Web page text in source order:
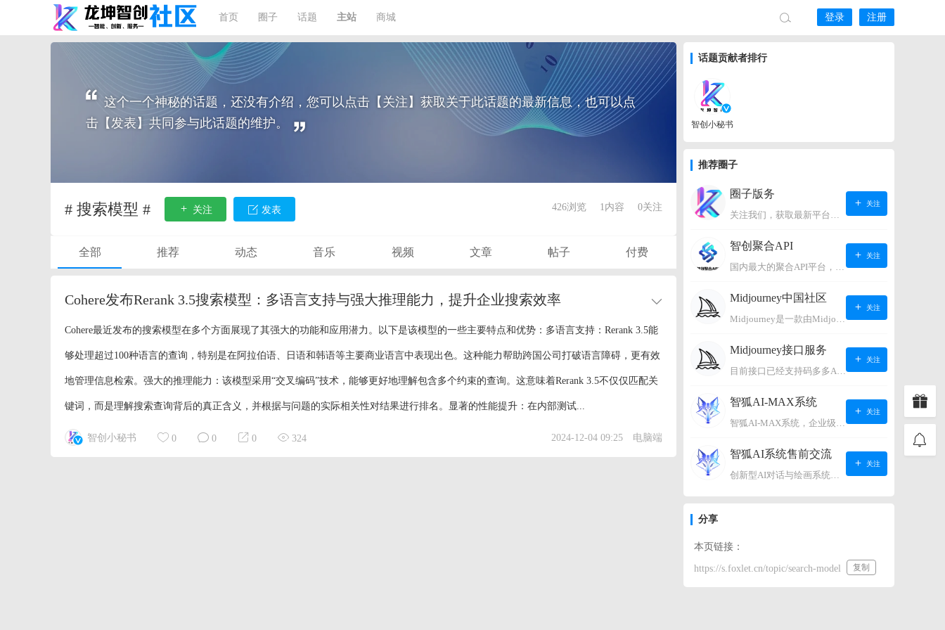
首页 圈子 话题 主站 商城 登录 注册
话题贡献者排行
智创小秘书
推荐圈子
圈子版务
关注我们，获取最新平台动态。
关注
智创聚合API
国内最大的聚合API平台，支持OpenAI、阿里、智谱、360、讯飞、百度等国内外大语言模型。https://s.lconai.com/
关注
Midjourney中国社区
Midjourney是一款由Midjourney有限公司开发的数字艺术工具软件，具有生成虚拟世界的强大能力，可根据用户输入的文字或语音在虚拟世界中生成对应场景，使用户能够探索和创造自己的数字艺术作品。
关注
Midjourney接口服务
目前接口已经支持码多多AI系统、小狐狸AI系统，如需其它接口请联系微信客服：lonconst
关注
智狐AI-MAX系统
智狐AI-MAX系统，企业级AI知识库，可以进行AI对话、AI应用，拥有强大的第三方对接能力。适用企业智能客服、企业智能文档、专家顾问助理等多种企业级商业场景，具有较大的商业使用价值。 如需购买请联系客服微信：lonconst
关注
智狐AI系统售前交流
创新型AI对话与绘画系统（非官方） 如需购买请联系微信客服：lonconst
关注
分享
本页链接：
https://s.foxlet.cn/topic/search-model 复制
这个一个神秘的话题，还没有介绍，您可以点击【关注】获取关于此话题的最新信息，也可以点
击【发表】共同参与此话题的维护。
# 搜索模型 # 关注 发表 426浏览 1内容 0关注
全部 推荐 动态 音乐 视频 文章 帖子 付费
Cohere发布Rerank 3.5搜索模型：多语言支持与强大推理能力，提升企业搜索效率
Cohere最近发布的搜索模型在多个方面展现了其强大的功能和应用潜力。以下是该模型的一些主要特点和优势：多语言支持：Rerank 3.5能
够处理超过100种语言的查询，特别是在阿拉伯语、日语和韩语等主要商业语言中表现出色。这种能力帮助跨国公司打破语言障碍，更有效
地管理信息检索。强大的推理能力：该模型采用“交叉编码”技术，能够更好地理解包含多个约束的查询。这意味着Rerank 3.5不仅仅匹配关
键词，而是理解搜索查询背后的真正含义，并根据与问题的实际相关性对结果进行排名。显著的性能提升：在内部测试...
智创小秘书 0 0 0 324 2024-12-04 09:25 电脑端